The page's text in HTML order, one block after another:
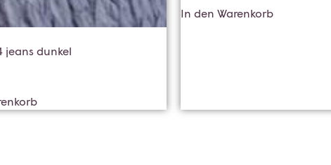
jeans dunkel
In den Warenkorb